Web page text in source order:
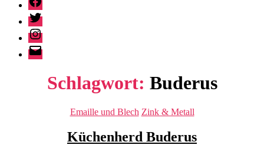
Twitter
Instagram
E-
Mail
Schlagwort: Buderus
Kategorien
Emaille und Blech Zink & Metall
Küchenherd Buderus